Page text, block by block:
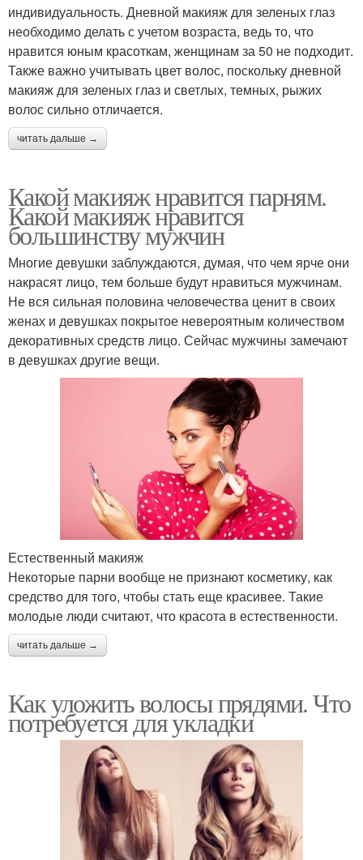
индивидуальность. Дневной макияж для зеленых глаз
необходимо делать с учетом возраста, ведь то, что
нравится юным красоткам, женщинам за 50 не подходит.
Также важно учитывать цвет волос, поскольку дневной
макияж для зеленых глаз и светлых, темных, рыжих
волос сильно отличается.
читать дальше →
Какой макияж нравится парням.
Какой макияж нравится
большинству мужчин
Многие девушки заблуждаются, думая, что чем ярче они
накрасят лицо, тем больше будут нравиться мужчинам.
Не вся сильная половина человечества ценит в своих
женах и девушках покрытое невероятным количеством
декоративных средств лицо. Сейчас мужчины замечают
в девушках другие вещи.
Естественный макияж
Некоторые парни вообще не признают косметику, как
средство для того, чтобы стать еще красивее. Такие
молодые люди считают, что красота в естественности.
читать дальше →
Как уложить волосы прядями. Что
потребуется для укладки